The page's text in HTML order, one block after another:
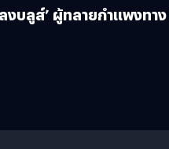
งบลูส์’ ผู้ทลายกำแพงทาง